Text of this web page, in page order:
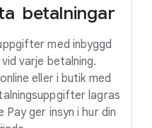
betalningar
med inbyggd
varje betalning.
eller i butik med
lagras
ger insyn i hur din